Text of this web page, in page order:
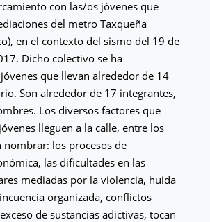
con las/os jóvenes que
del metro Taxqueña
en el contexto del sismo del 19 de
Dicho colectivo se ha
que llevan alrededor de 14
Son alrededor de 17 integrantes,
Los diversos factores que
lleguen a la calle, entre los
nombrar: los procesos de
las dificultades en las
mediadas por la violencia, huida
organizada, conflictos
de sustancias adictivas, tocan